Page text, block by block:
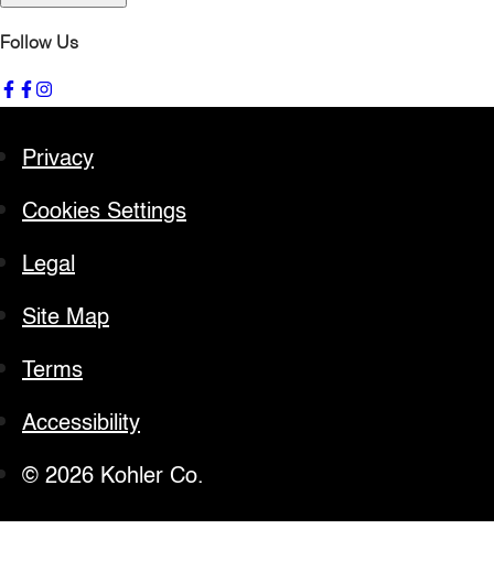
Follow Us
Privacy
Cookies Settings
Legal
Site Map
Terms
Accessibility
© 2026 Kohler Co.